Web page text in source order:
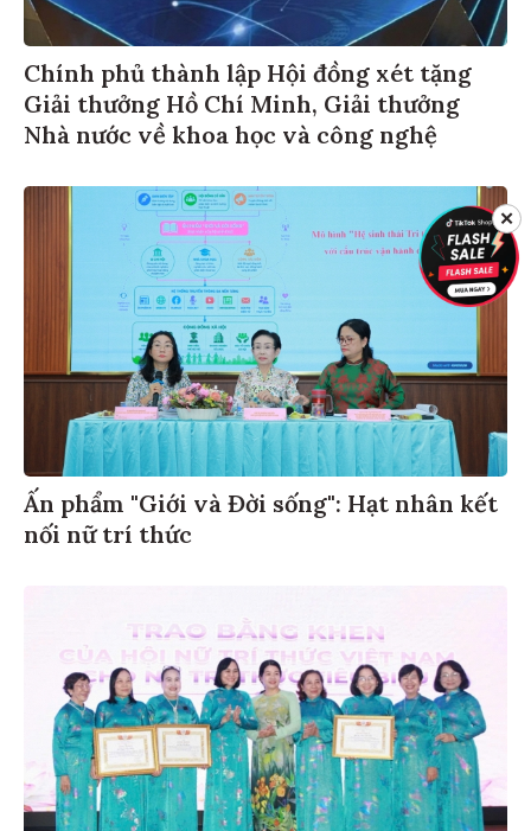
Chính phủ thành lập Hội đồng xét tặng
Giải thưởng Hồ Chí Minh, Giải thưởng
Nhà nước về khoa học và công nghệ
Ấn phẩm "Giới và Đời sống": Hạt nhân kết
nối nữ trí thức
✕